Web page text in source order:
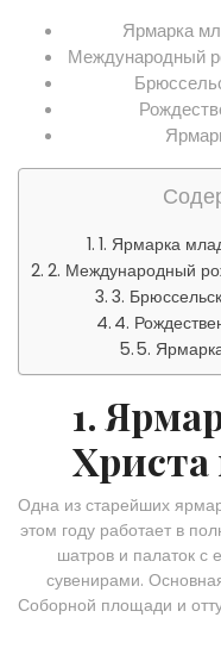
Ярмарка
Международный
1. Ярмарка
2. Международный
3.
4.
5.
1.
Христа
Одна из старейших
этом году работает в
шатров и палаток с
сувенирами.
Соборной площади и